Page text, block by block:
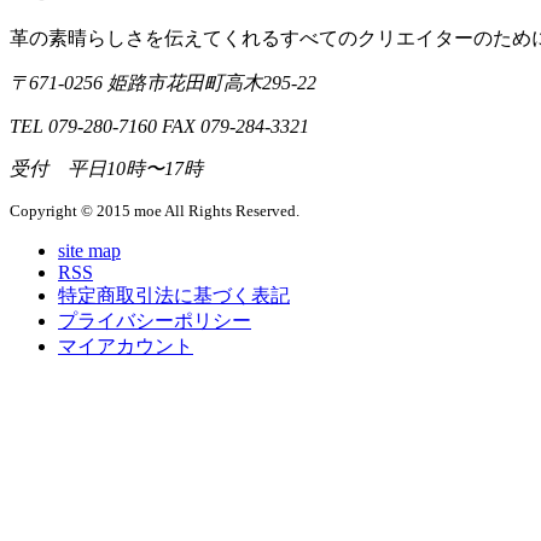
革の素晴らしさを伝えてくれるすべてのクリエイターのため
〒671-0256 姫路市花田町高木295-22
TEL 079-280-7160 FAX 079-284-3321
受付 平日10時〜17時
Copyright © 2015 moe All Rights Reserved.
site map
RSS
特定商取引法に基づく表記
プライバシーポリシー
マイアカウント